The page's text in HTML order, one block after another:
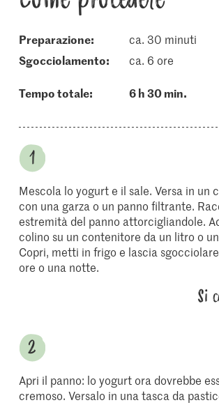
Preparazione:
ca. 30 minuti
sgocciolamento:
ca. 6 ore
Tempo totale: 6 h 30 min.
Mescola lo yogurt e il sale. Versa in un
con una garza o un panno filtrante.
estremità del panno attorcigliandole.
colino su un contenitore da un litro o
Copri, metti in frigo e lascia
ore o una notte.
Si
Apri il panno: lo yogurt ora dovrebbe
cremoso. Versalo in una tasca da